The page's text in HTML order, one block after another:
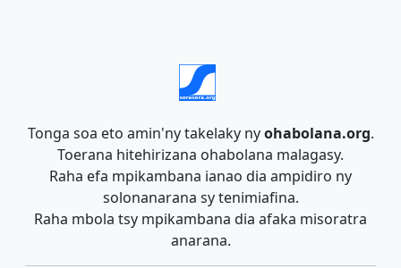
Tonga soa eto amin'ny takelaky nyohabolana.org.
Toerana hitehirizana ohabolana malagasy.
Raha efa mpikambana ianao dia ampidiro ny
solonanarana sy tenimiafina.
Raha mbola tsy mpikambana dia afaka misoratra
anarana.